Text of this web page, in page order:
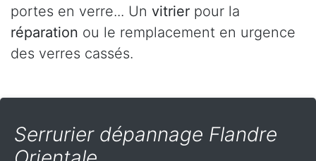
portes en verre... Un vitrier pour la
réparation ou le remplacement en urgence
des verres cassés.
Serrurier dépannage Flandre